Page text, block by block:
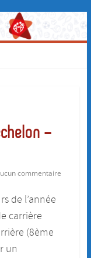
–
commentaire
de l’année
carrière
(8ème
un